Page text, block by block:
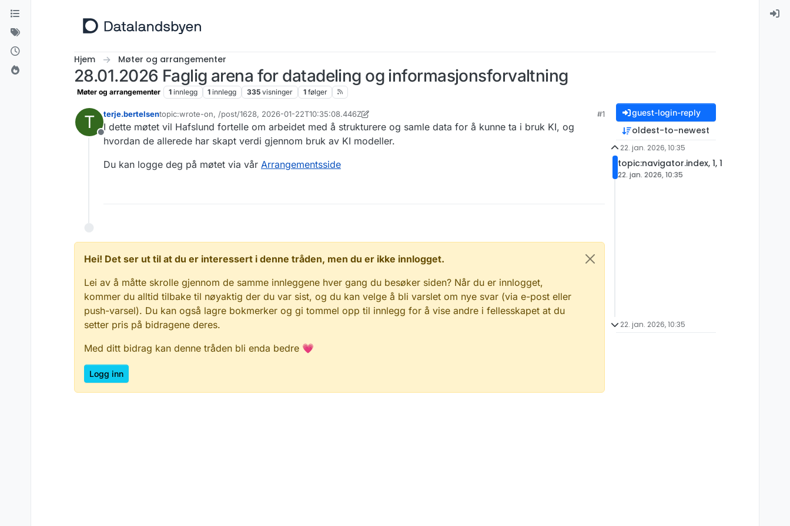
Hopp til innhold
Hjem Møter og arrangementer
28.01.2026 Faglig arena for datadeling og informasjonsforvaltning
Møter og arrangementer 1 innlegg 1 innlegg 335 visninger 1 følger
T
Frakoblet
terje.bertelsentopic:wrote-on, /post/1628, 2026-01-22T10:35:08.446Z
Sist endret av terje.bertelsen
#1
I dette møtet vil Hafslund fortelle om arbeidet med å strukturere og samle data for å kunne ta i bruk KI, og
hvordan de allerede har skapt verdi gjennom bruk av KI modeller.
Du kan logge deg på møtet via vår Arrangementsside
Hei! Det ser ut til at du er interessert i denne tråden, men du er ikke innlogget.
Lei av å måtte skrolle gjennom de samme innleggene hver gang du besøker siden? Når du er innlogget,
kommer du alltid tilbake til nøyaktig der du var sist, og du kan velge å bli varslet om nye svar (via e-post eller
push-varsel). Du kan også lagre bokmerker og gi tommel opp til innlegg for å vise andre i fellesskapet at du
setter pris på bidragene deres.
Med ditt bidrag kan denne tråden bli enda bedre 💗
Logg inn
guest-login-reply
oldest-to-newest
22. jan. 2026, 10:35
topic:navigator.index, 1, 1
22. jan. 2026, 10:35
22. jan. 2026, 10:35